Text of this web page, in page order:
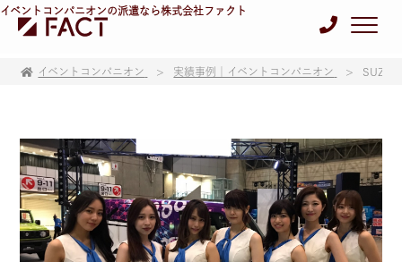
イベントコンパニオンの派遣なら株式会社ファクト
イベントコンパニオン 実績事例｜イベントコンパニオン